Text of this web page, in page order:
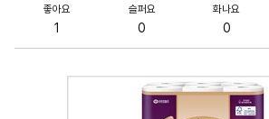
좋아요
1
슬퍼요
0
화나요
0